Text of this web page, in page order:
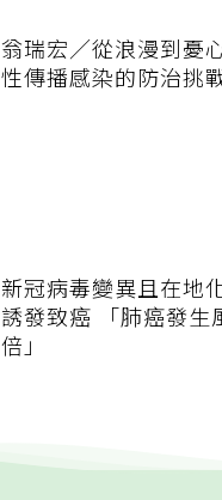
翁瑞宏／從浪漫到憂
性傳播感染的防治挑
新冠病毒變異且在地
誘發致癌 「肺癌發生
倍」